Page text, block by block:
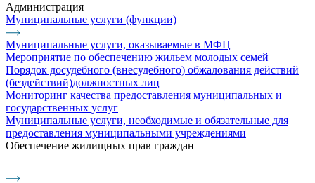
Администрация
Муниципальные услуги (функции)
Муниципальные услуги, оказываемые в МФЦ
Мероприятие по обеспечению жильем молодых семей
Порядок досудебного (внесудебного) обжалования действий
(бездействий)должностных лиц
Мониторинг качества предоставления муниципальных и
государственных услуг
Муниципальные услуги, необходимые и обязательные для
предоставления муниципальными учреждениями
Обеспечение жилищных прав граждан